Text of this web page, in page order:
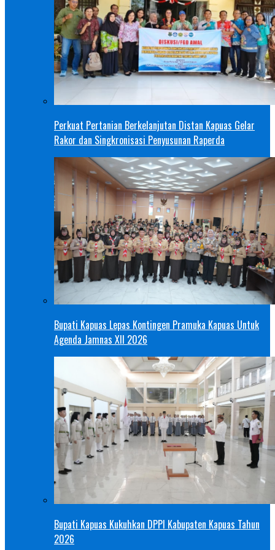
Perkuat Pertanian Berkelanjutan Distan Kapuas Gelar
Rakor dan Singkronisasi Penyusunan Raperda
Bupati Kapuas Lepas Kontingen Pramuka Kapuas Untuk
Agenda Jamnas XII 2026
Bupati Kapuas Kukuhkan DPPI Kabupaten Kapuas Tahun
2026